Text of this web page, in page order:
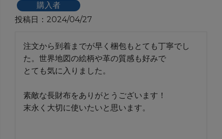
購入者
投稿日
2024/04/27
注文から到着までが早く梱包もとても丁寧でし
た。世界地図の絵柄や革の質感も好みで
とても気に入りました。
素敵な長財布をありがとうございます！
末永く大切に使いたいと思います。